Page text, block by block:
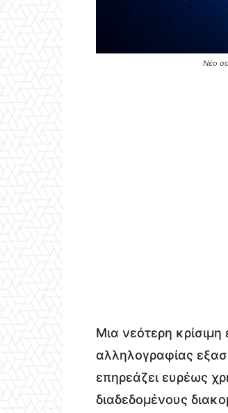
Νέο
Μια νεότερη
αλληλογραφίας
επηρεάζει ευρέως
διαδεδομένους